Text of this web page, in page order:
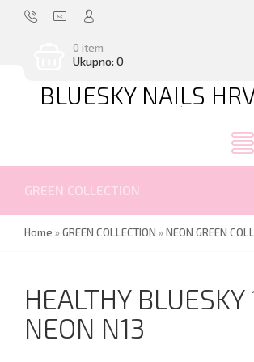
0 item
Ukupno: 0
BLUESKY NAILS
.
GREEN COLLECTION
Home »GREEN COLLECTION »NEON GREEN
HEALTHY
NEON N13